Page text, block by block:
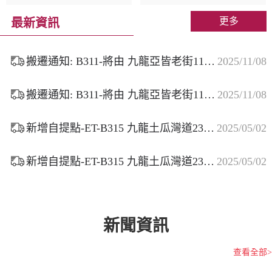
動，其他電商平台如淘寶天貓、
蘇寧、拼多多等也陸續加入，
集運app，真人客服回覆速度
快，樂意為客戶解決問題。同時
易取集運亦都係我用過眾多平台
最新資訊 更多
搬遷通知: B311-將由 九龍亞皆老街112-112A皆興大廈 地下A-1舖 於 9/11 遷往 九龍城棗梨雅道7號地下D鋪 2025/11/08
搬遷通知: B311-將由 九龍亞皆老街112-112A皆興大廈 地下A-1舖 於 9/11 遷往 九龍城棗梨雅道7號地下D鋪 2025/11/08
新增自提點-ET-B315 九龍土瓜灣道237-239號益豐大廈C座地下B號舖 自取王自提點 2025/05/02
新增自提點-ET-B315 九龍土瓜灣道237-239號益豐大廈C座地下B號舖 自取王自提點 2025/05/02
新聞資訊
查看全部>